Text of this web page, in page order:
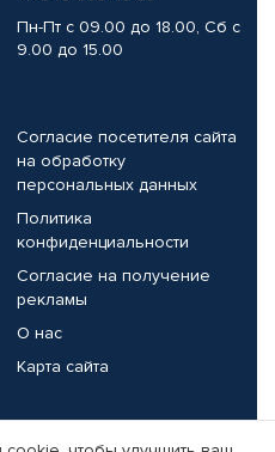
Пн-Пт с 09.00 до 18.00, Сб с
9.00 до 15.00
Согласие посетителя сайта
на обработку
персональных данных
Политика
конфиденциальности
Согласие на получение
рекламы
О нас
Карта сайта